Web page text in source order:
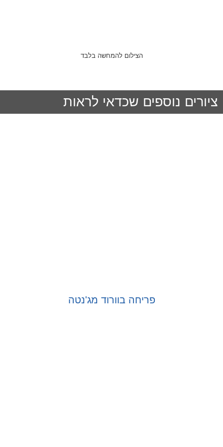
הצילום להמחשה בלבד
ציורים נוספים שכדאי לראות
פריחה בוורוד מג'נטה